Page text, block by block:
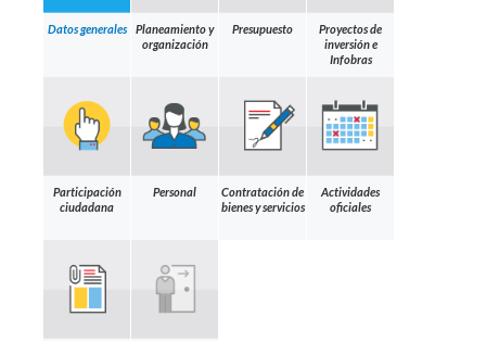
Datos generales
Planeamiento y
organización
Presupuesto
Proyectos de
inversión e
Infobras
Participación
ciudadana
Personal
Contratación de
bienes y servicios
Actividades
oficiales